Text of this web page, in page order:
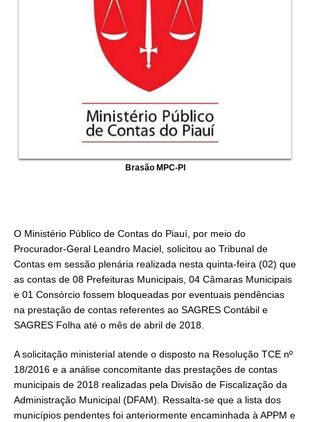
Brasão MPC-PI
O Ministério Público de Contas do Piauí, por meio do
Procurador-Geral Leandro Maciel, solicitou ao Tribunal de
Contas em sessão plenária realizada nesta quinta-feira (02) que
as contas de 08 Prefeituras Municipais, 04 Câmaras Municipais
e 01 Consórcio fossem bloqueadas por eventuais pendências
na prestação de contas referentes ao SAGRES Contábil e
SAGRES Folha até o mês de abril de 2018.
A solicitação ministerial atende o disposto na Resolução TCE nº
18/2016 e a análise concomitante das prestações de contas
municipais de 2018 realizadas pela Divisão de Fiscalização da
Administração Municipal (DFAM). Ressalta-se que a lista dos
municípios pendentes foi anteriormente encaminhada à APPM e